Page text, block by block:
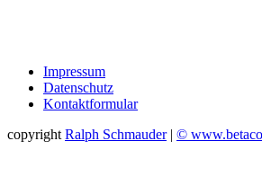
Impressum
Datenschutz
Kontaktformular
copyright Ralph Schmauder| ©